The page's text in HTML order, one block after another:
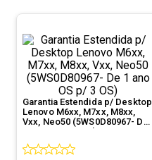
Garantia Estendida p/ Desktop
Lenovo M6xx, M7xx, M8xx,
Vxx, Neo50 (5WS0D80967- De
1 ano OS p/ 3 OS)
4º
5º
6º
8º